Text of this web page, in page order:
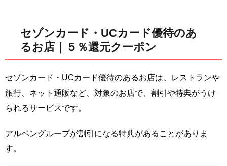
セゾンカード・UCカード優待のあ
るお店｜５％還元クーポン
セゾンカード・UCカード優待のあるお店は、レストランや
旅行、ネット通販など、対象のお店で、割引や特典がうけ
られるサービスです。
アルペングループが割引になる特典があることがありま
す。